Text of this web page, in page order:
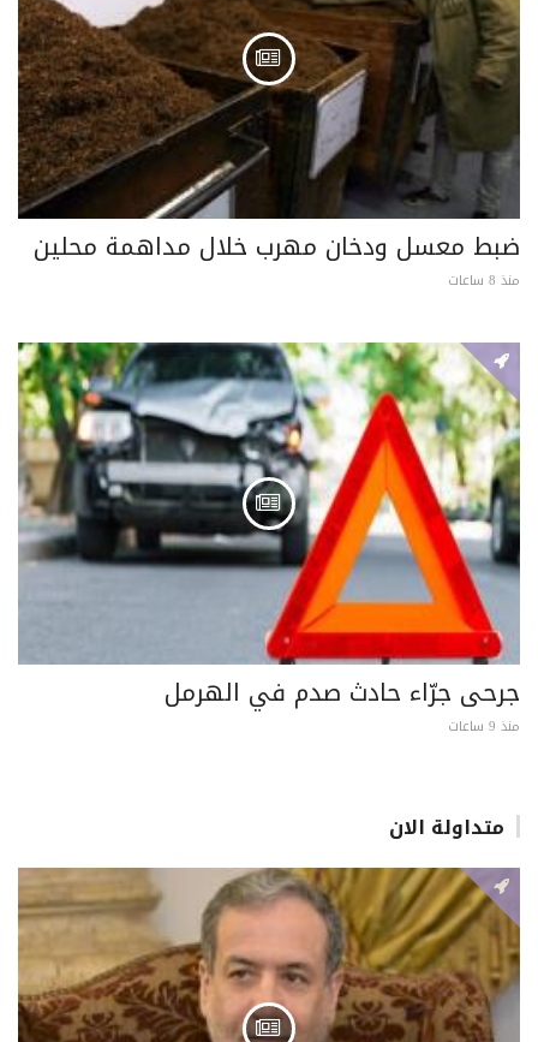
ضبط معسل ودخان مهرب خلال مداهمة محلين
منذ 8 ساعات
جرحى جرّاء حادث صدم في الهرمل
منذ 9 ساعات
متداولة الان